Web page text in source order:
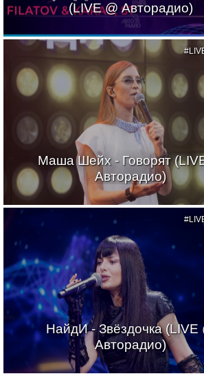
(LIVE @ Авторадио)
Маша Шейх - Говорят
Авторадио)
НайдИ - Звёздочка (LIVE
Авторадио)